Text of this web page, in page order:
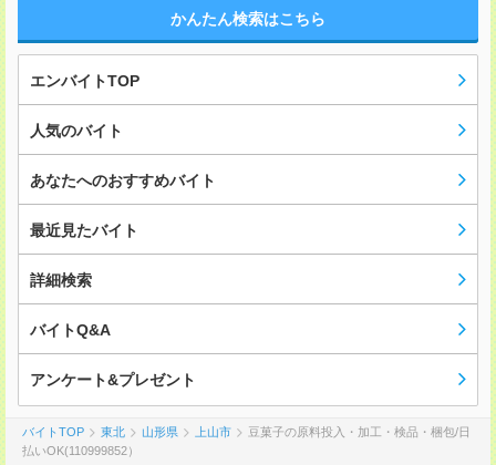
かんたん検索はこちら
エンバイトTOP
人気のバイト
あなたへのおすすめバイト
最近見たバイト
詳細検索
バイトQ&A
アンケート&プレゼント
バイトTOP 東北 山形県 上山市
豆菓子の原料投入・加工・検品・梱包/日
払いOK(110999852）